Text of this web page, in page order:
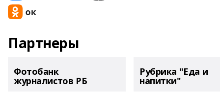
Партнеры
Фотобанк
журналистов РБ
Рубрика "Еда и
напитки"